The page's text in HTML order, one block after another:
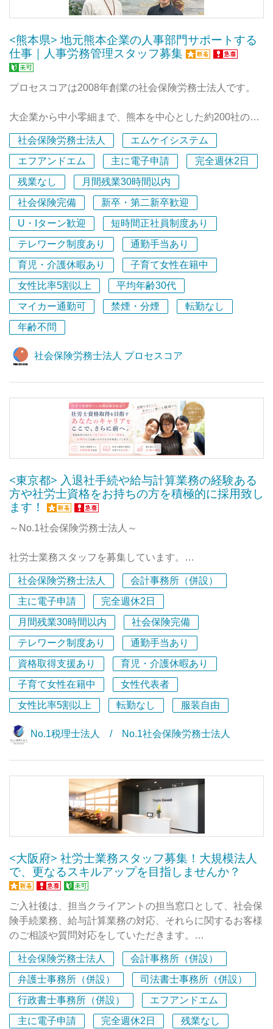
を実現したいと思っていますので面接の場でご希望をお聞
■勤務時間だけでなく、お任せする業務の範囲もご相談に
応じます。
「難易度の高い業務もどんどん任せて欲しい」「パートで
も担当のお客様を持ちたい」「まずはサポートから始めた
■フレックスタイム制、テレワークなど柔軟な働き方が可
■年に1回の社員旅行を皆で楽しむなど、明るく活気のあ
る事務所です！
<熊本県> 地元熊本企業の人事部門サポートする
仕事｜人事労務管理スタッフ募集
プロセスコアは2008年創業の社会保険労務士法人です。
大企業から中小零細まで、熊本を中心とした約200社のク
ラアント企業様をサポートしております。（2025.7月現
在）
【人事労務管理スタッフ】は、社会保険労務士事務所のク
ラインアント企業の人事労務管理のサポートをするお仕事
です。
株式会社プロセスコアを併設しており、人材教育事業や企
業型確定拠出年金制度の導入支援事業など人事労務管理の
専門性をさらに極めることが可能です。
また、多様な働き方に対応するため、テレワークや曜日振
替制度など働きやすさも追求、ロールモデルとなるよう、
理想的な労働環境を実践することを心がけています。
地元熊本を中心に企業の成長を支援するお仕事を一緒に担
っていただく同志を探しています！
社会保険労務士法人
エムケイシステム
エフアンドエム
主に電子申請
完全週休2日
残業なし
月間残業30時間以内
社会保険完備
新卒・第二新卒歓迎
U・Iターン歓迎
短時間正社員制度あり
テレワーク制度あり
通勤手当あり
育児・介護休暇あり
子育て女性在籍中
女性比率5割以上
平均年齢30代
マイカー通勤可
禁煙・分煙
転勤なし
年齢不問
社会保険労務士法人 プロセスコア
<東京都> 入退社手続や給与計算業務の経験ある
方や社労士資格をお持ちの方を積極的に採用致し
ます！
～No.1社会保険労務士法人～
社労士業務スタッフを募集しています。
■入退社手続や給与計算業務の経験ある方
■税理士事務所や社労士事務所で働いた経験がある方
■社労士資格受験生も大歓迎です！
以下に当てはまる方を積極募集しています。
●資格を活かした実務を行いたい
●経営面などに興味がある
●社労士事務所・法人で実務を経験したい
●今後、独立したい
●お客様とお話しするのが好きな方
これらをお考えの方で、自身の更なるレベルアップやライ
フプランをお持ちの方！！
す。
まずは、ご応募頂きまして、一緒に今後のプランを設計し
ていきませんか？
お待ちしております！
社会保険労務士法人
会計事務所（併設）
主に電子申請
完全週休2日
月間残業30時間以内
社会保険完備
テレワーク制度あり
通勤手当あり
資格取得支援あり
育児・介護休暇あり
子育て女性在籍中
女性代表者
女性比率5割以上
転勤なし 服装自由
No.1税理士法人 / No.1社会保険労務士法人
<大阪府> 社労士業務スタッフ募集！大規模法人
で、更なるスキルアップを目指しませんか？
ご入社後は、担当クライアントの担当窓口として、社会保
険手続業務、給与計算業務の対応、それらに関するお客様
のご相談や質問対応をしていただきます。
3～4名程度のチームで業務に取り組んでいますので、先輩
社員からアドバイスをうけることができるので安心してく
ださいね。
未経験の方は、まずは、給与計算や社会保険手続業務など
の基本業務から取り組んでいただきます。
社会保険労務士法人
会計事務所（併設）
弁護士事務所（併設）
司法書士事務所（併設）
行政書士事務所（併設）
エフアンドエム
主に電子申請
完全週休2日
残業なし